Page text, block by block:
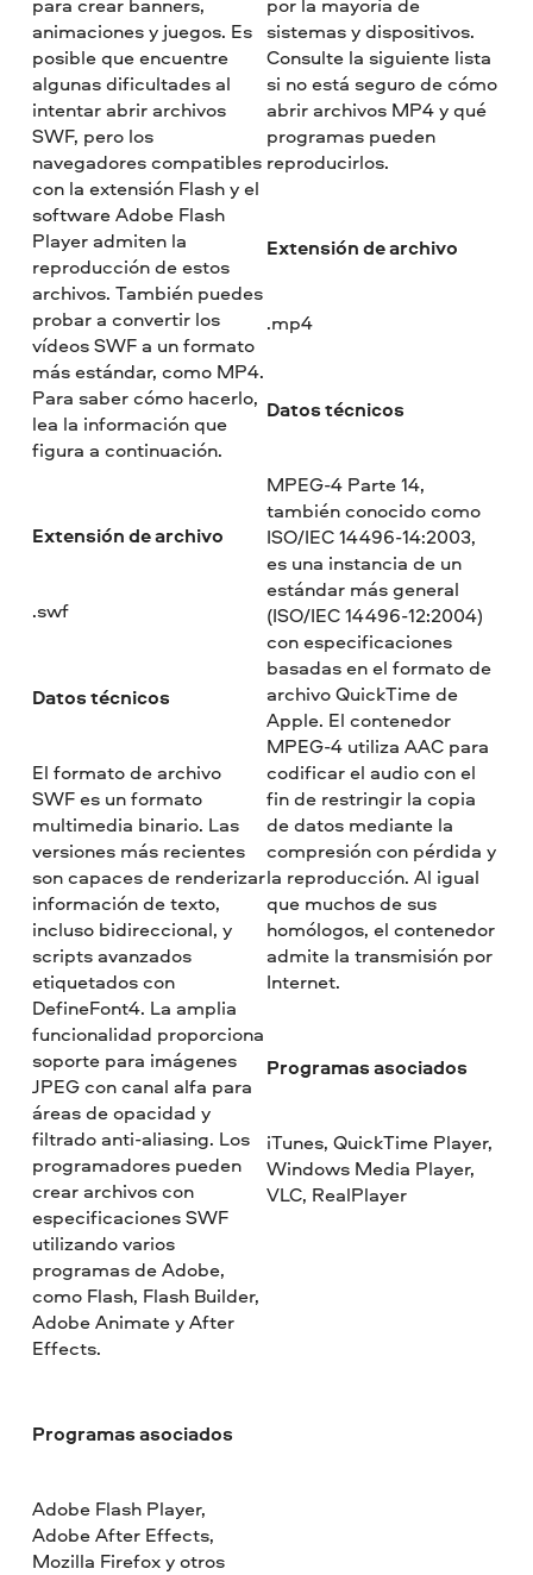
animaciones y juegos. Es
posible que encuentre
algunas dificultades al
intentar abrir archivos
SWF, pero los
navegadores compatibles
con la extensión Flash y el
software Adobe Flash
Player admiten la
reproducción de estos
archivos. También puedes
probar a convertir los
vídeos SWF a un formato
más estándar, como MP4.
Para saber cómo hacerlo,
lea la información que
figura a continuación.
Extensión de archivo
.swf
Datos técnicos
El formato de archivo
SWF es un formato
multimedia binario. Las
versiones más recientes
son capaces de renderizar
información de texto,
incluso bidireccional, y
scripts avanzados
etiquetados con
DefineFont4. La amplia
funcionalidad proporciona
soporte para imágenes
JPEG con canal alfa para
áreas de opacidad y
filtrado anti-aliasing. Los
programadores pueden
crear archivos con
especificaciones SWF
utilizando varios
programas de Adobe,
como Flash, Flash Builder,
Adobe Animate y After
Effects.
Programas asociados
Adobe Flash Player,
Adobe After Effects,
Mozilla Firefox y otros
sistemas y dispositivos.
Consulte la siguiente lista
si no está seguro de cómo
abrir archivos MP4 y qué
programas pueden
reproducirlos.
Extensión de archivo
.mp4
Datos técnicos
MPEG-4 Parte 14,
también conocido como
ISO/IEC 14496-14:2003,
es una instancia de un
estándar más general
(ISO/IEC 14496-12:2004)
con especificaciones
basadas en el formato de
archivo QuickTime de
Apple. El contenedor
MPEG-4 utiliza AAC para
codificar el audio con el
fin de restringir la copia
de datos mediante la
compresión con pérdida y
la reproducción. Al igual
que muchos de sus
homólogos, el contenedor
admite la transmisión por
Internet.
Programas asociados
iTunes, QuickTime Player,
Windows Media Player,
VLC, RealPlayer